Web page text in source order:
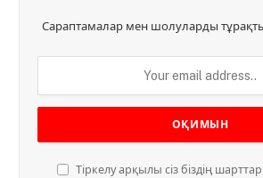
Сараптамалар мен шолуларды
Тіркелу арқылы сіз біздің